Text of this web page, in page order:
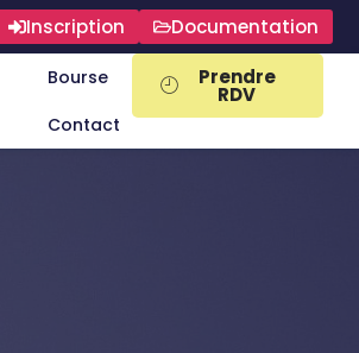
Inscription Documentation
Bourse
Contact
Prendre
RDV